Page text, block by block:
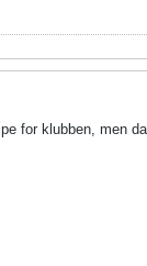
for klubben, men